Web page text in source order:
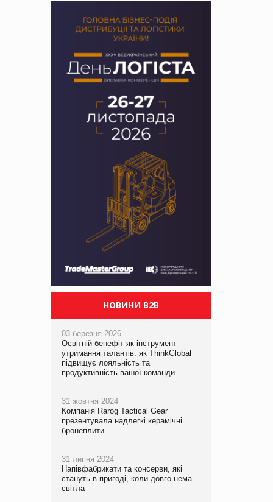
НОВИНИ B2B
03 березня 2026
Освітній бенефіт як інструмент
утримання талантів: як ThinkGlobal
підвищує лояльність та
продуктивність вашої команди
31 жовтня 2024
Компанія Rarog Tactical Gear
презентувала надлегкі керамічні
бронеплити
31 липня 2024
Напівфабрикати та консерви, які
стануть в пригоді, коли довго нема
світла